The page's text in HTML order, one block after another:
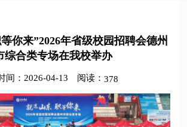
你来”2026年省级校园招聘会德州
综合类专场在我校举办
间：2026-04-13 阅读： 378